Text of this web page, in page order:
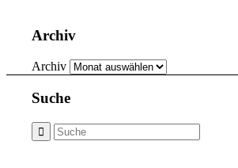
Archiv
Archiv
Suche